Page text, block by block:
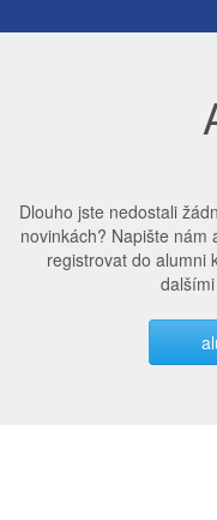
Dlouho jste nedostali
novinkách? Napište nám
registrovat do alumni